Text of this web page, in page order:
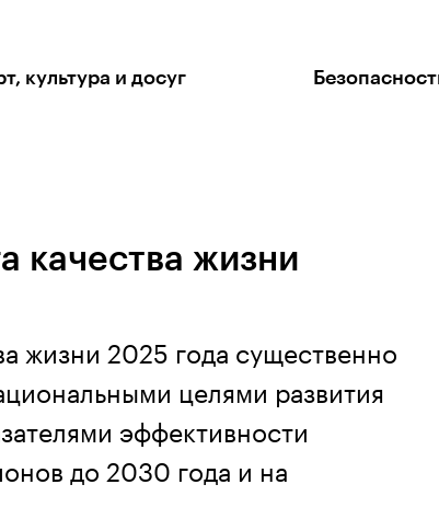
культура и досуг
качества жизни
жизни 2025 года существенно
целями развития
эффективности
до 2030 года и на